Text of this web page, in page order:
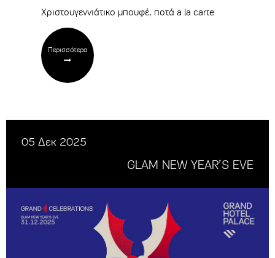
Χριστουγεννιάτικο μπουφέ, ποτά a la carte
Περισσότερα
05 Δεκ 2025
GLAM NEW YEAR’S EVE